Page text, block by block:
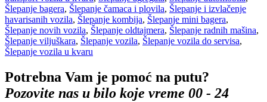
Šlepanje bagera, Šlepanje čamaca i plovila, Šlepanje i izvlačenje
havarisanih vozila, Šlepanje kombija, Šlepanje mini bagera,
Šlepanje novih vozila, Šlepanje oldtajmera, Šlepanje radnih mašina,
Šlepanje viljuškara, Šlepanje vozila, Šlepanje vozila do servisa,
Šlepanje vozila u kvaru
Potrebna Vam je pomoć na putu?
Pozovite nas u bilo koje vreme 00 - 24